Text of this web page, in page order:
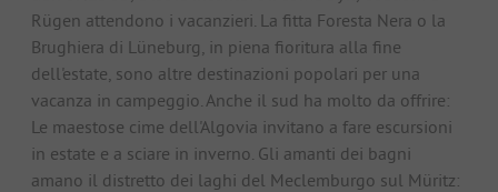
Rügen attendono i vacanzieri. La fitta Foresta Nera o la
Brughiera di Lüneburg, in piena fioritura alla fine
dell'estate, sono altre destinazioni popolari per una
vacanza in campeggio. Anche il sud ha molto da offrire:
Le maestose cime dell'Algovia invitano a fare escursioni
in estate e a sciare in inverno. Gli amanti dei bagni
amano il distretto dei laghi del Meclemburgo sul Müritz: